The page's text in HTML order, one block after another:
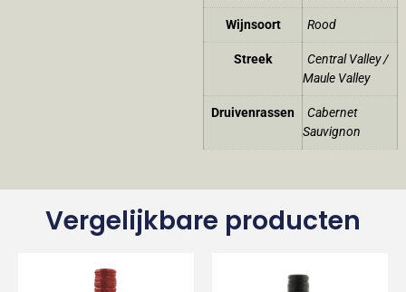
Wijnsoort Rood
Streek
Central Valley /
Maule Valley
Druivenrassen
Cabernet
Sauvignon
Vergelijkbare producten